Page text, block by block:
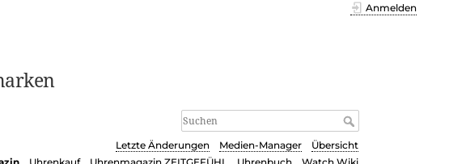
Anmelden
Letzte Änderungen Medien-Manager
Übersicht